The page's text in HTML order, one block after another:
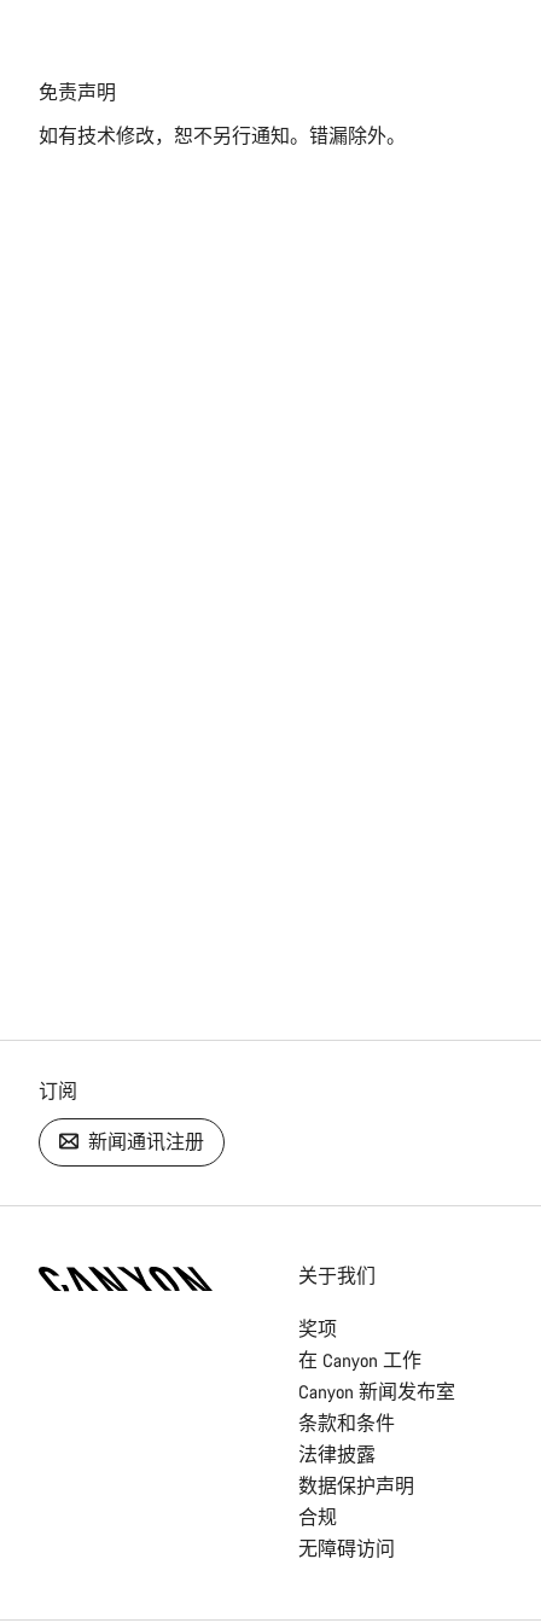
免
声
免责声明
如有技术修改，恕不另行通知。错漏除外。
订阅
新闻通讯注册
关于我们
奖项
在 Canyon 工作
Canyon 新闻发布室
条款和条件
法律披露
数据保护声明
合规
无障碍访问